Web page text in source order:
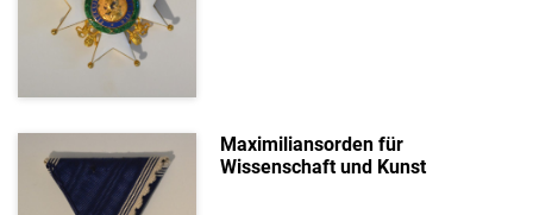
Maximiliansorden für
Wissenschaft und Kunst